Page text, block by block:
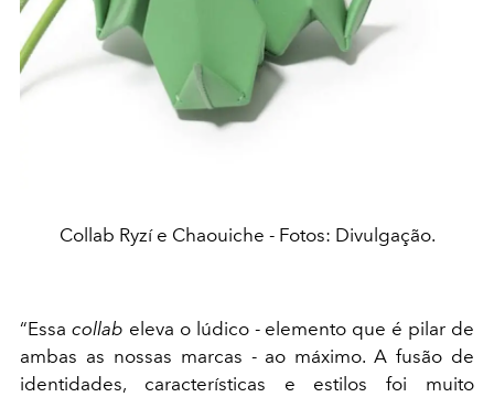
Collab Ryzí e Chaouiche - Fotos: Divulgação.
“Essa collab eleva o lúdico - elemento que é pilar de
ambas as nossas marcas - ao máximo. A fusão de
identidades, características e estilos foi muito